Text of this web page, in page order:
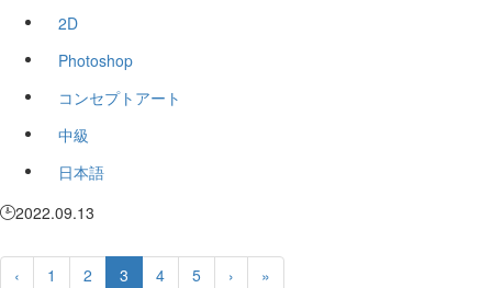
2D
Photoshop
コンセプトアート
中級
日本語
2022.09.13
‹ 1 2 3 4 5 › »